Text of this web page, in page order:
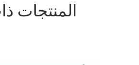
المنتجات